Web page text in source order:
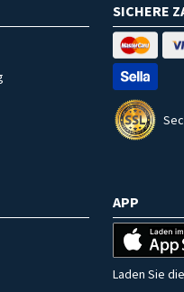
SICHERE
APP
Laden Sie